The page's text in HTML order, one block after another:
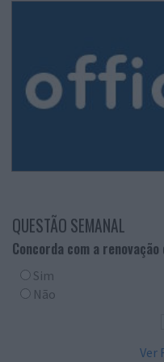
QUESTÃO SEMANAL
Concorda com a
Sim
Não
Ver